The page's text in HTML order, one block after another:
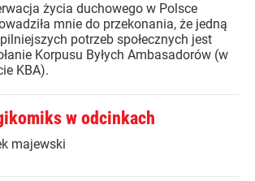
życia duchowego w Polsce
mnie do przekonania, że jedną
potrzeb społecznych jest
Korpusu Byłych Ambasadorów (w
KBA).
w odcinkach
majewski